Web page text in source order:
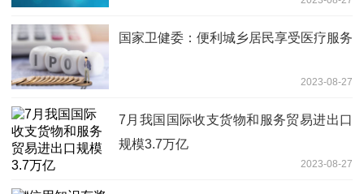
国家卫健委：便利城乡居民享受医疗服务
2023-08-27
7月我国国际收支货物和服务贸易进出口
规模3.7万亿
2023-08-27